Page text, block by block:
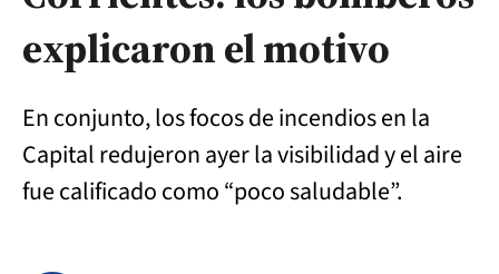
explicaron el motivo
En conjunto, los focos de incendios en la
Capital redujeron ayer la visibilidad y el aire
fue calificado como “poco saludable”.